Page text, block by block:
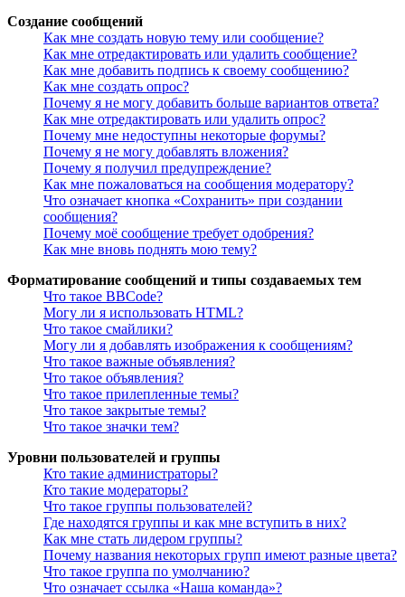
Создание сообщений
Как мне создать новую тему или сообщение?
Как мне отредактировать или удалить сообщение?
Как мне добавить подпись к своему сообщению?
Как мне создать опрос?
Почему я не могу добавить больше вариантов ответа?
Как мне отредактировать или удалить опрос?
Почему мне недоступны некоторые форумы?
Почему я не могу добавлять вложения?
Почему я получил предупреждение?
Как мне пожаловаться на сообщения модератору?
Что означает кнопка «Сохранить» при создании
сообщения?
Почему моё сообщение требует одобрения?
Как мне вновь поднять мою тему?
Форматирование сообщений и типы создаваемых тем
Что такое BBCode?
Могу ли я использовать HTML?
Что такое смайлики?
Могу ли я добавлять изображения к сообщениям?
Что такое важные объявления?
Что такое объявления?
Что такое прилепленные темы?
Что такое закрытые темы?
Что такое значки тем?
Уровни пользователей и группы
Кто такие администраторы?
Кто такие модераторы?
Что такое группы пользователей?
Где находятся группы и как мне вступить в них?
Как мне стать лидером группы?
Почему названия некоторых групп имеют разные цвета?
Что такое группа по умолчанию?
Что означает ссылка «Наша команда»?